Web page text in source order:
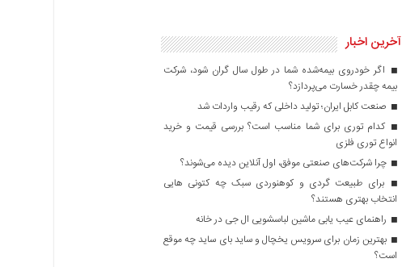
آخرین اخبار
اگر خودروی بیمه‌شده شما در طول سال گران شود، شرکت
بیمه چقدر خسارت می‌پردازد؟
صنعت کابل ایران؛ تولید داخلی که رقیب واردات شد
کدام توری برای شما مناسب است؟ بررسی قیمت و خرید
انواع توری فلزی
چرا شرکت‌های صنعتی موفق، اول آنلاین دیده می‌شوند؟
برای طبیعت گردی و کوهنوردی سبک چه کتونی هایی
انتخاب بهتری هستند؟
راهنمای عیب یابی ماشین لباسشویی ال جی در خانه
بهترین زمان برای سرویس یخچال و ساید بای ساید چه موقع
است؟